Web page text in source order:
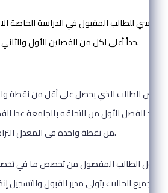
للطالب المقبول في الدراسة الخاصة
حداً أعلى لكل من الفصلين الأولست ساعات معتمدة للفصل الصيفي.
بعد الفصل الأول من التحاقه بالجامعة عدا
من نقطة واحدة في المعدل التراكمي في أي فصل لاحق يفصل من الجامعة.
بقبول الطالب المفصول من تخصص ما في
جميع الحالات يتولى مدير القبول والتسجيل